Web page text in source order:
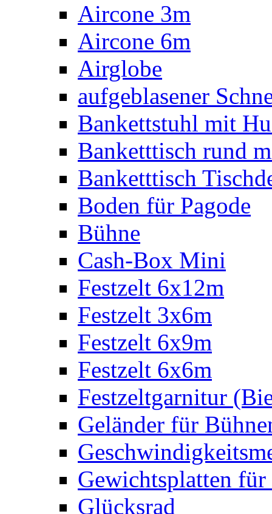
Aircone 3m
Aircone 6m
Airglobe
aufgeblasener
Bankettstuhl mit
Banketttisch rund
Banketttisch
Boden für Pagode
Bühne
Cash-Box Mini
Festzelt 6x12m
Festzelt 3x6m
Festzelt 6x9m
Festzelt 6x6m
Festzeltgarnitur
Geländer für
Gewichtsplatten für
Glücksrad